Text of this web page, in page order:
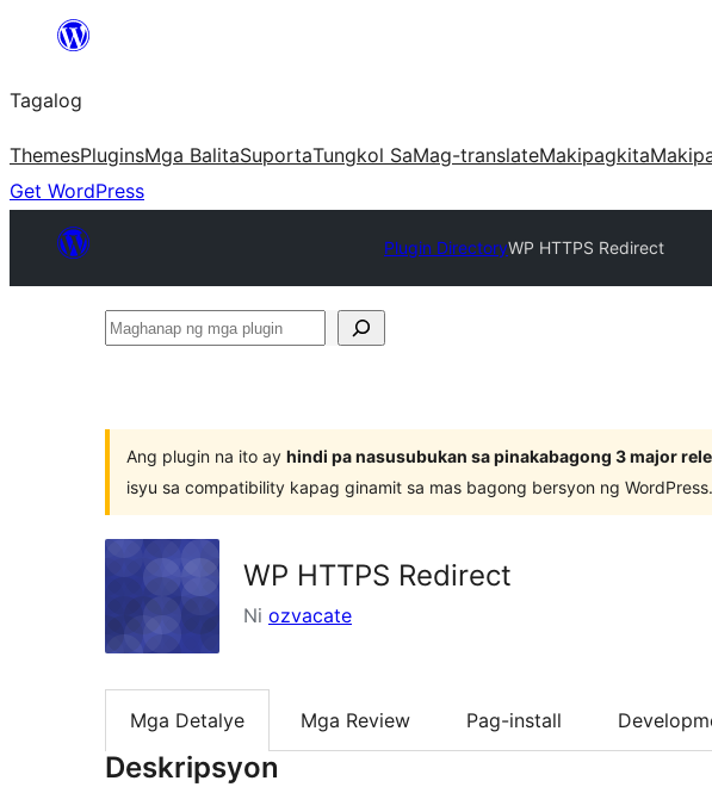
Lumaktaw
sa
content
Tagalog
ThemesPluginsMga BalitaSuportaTungkol SaMag-translateMakipagkita
Get WordPress
Plugin DirectoryWP HTTPS Redirect
Maghanap
plugin
Ang plugin na ito ay hindi pa nasusubukan sa pinakabagong 3 major
isyu sa compatibility kapag ginamit sa mas bagong bersyon ng WordPress.
WP HTTPS Redirect
Ni ozvacate
Mga Detalye Mga Review Pag-install
Deskripsyon